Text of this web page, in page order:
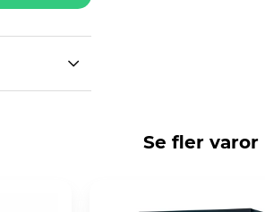
Se fler varor